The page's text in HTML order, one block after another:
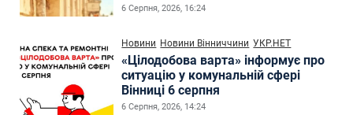
6 Серпня, 2026, 16:24
Новини Новини Вінниччини УКР.НЕТ
«Цілодобова варта» інформує про
ситуацію у комунальній сфері
Вінниці 6 серпня
6 Серпня, 2026, 14:24